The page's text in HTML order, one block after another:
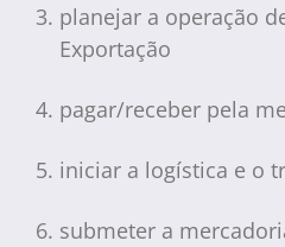
planejar a operação
Exportação
pagar/receber pela
iniciar a logística e o
submeter a